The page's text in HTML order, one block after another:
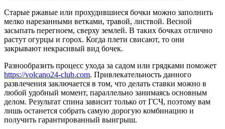
Старые ржавые или прохудившиеся бочки можно заполнить
мелко нарезанными ветками, травой, листвой. Весной
засыпать перегноем, сверху землей. В таких бочках отлично
растут огурцы и горох. Когда плети свисают, то они
закрывают некрасивый вид бочек.
Разнообразить процесс ухода за садом или грядками поможет
https://volcano24-club.com. Привлекательность данного
развлечения заключается в том, что делать ставки можно в
любой удобный момент, параллельно занимаясь основным
делом. Результат спина зависит только от ГСЧ, поэтому вам
лишь останется собрать самую дорогую комбинацию и
получить гарантированный выигрыш.